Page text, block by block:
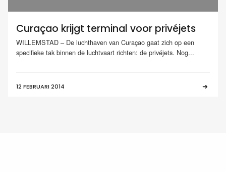
Curaçao krijgt terminal voor privéjets
WILLEMSTAD – De luchthaven van Curaçao gaat zich op een
specifieke tak binnen de luchtvaart richten: de privéjets. Nog...
12 FEBRUARI 2014